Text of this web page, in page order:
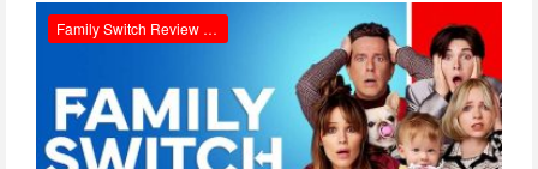
Family Switch Review Netflix